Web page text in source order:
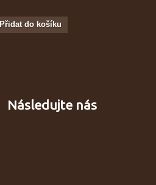
Přidat do košíku
Následujte nás